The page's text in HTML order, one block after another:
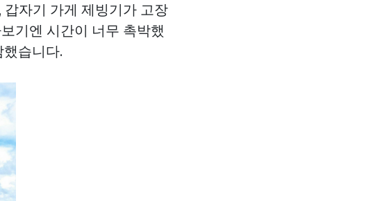
자기 가게 제빙기가 고장
기엔 시간이 너무 촉박했
습니다.